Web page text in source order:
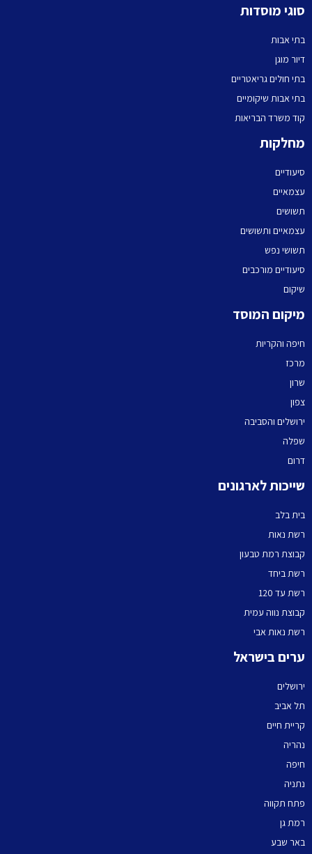
סוגי מוסדות
בתי אבות
דיור מוגן
בתי חולים גריאטריים
בתי אבות שיקומיים
קוד משרד הבריאות
מחלקות
סיעודיים
עצמאיים
תשושים
עצמאיים ותשושים
תשושי נפש
סיעודיים מורכבים
שיקום
מיקום המוסד
חיפה והקריות
מרכז
שרון
צפון
ירושלים והסביבה
שפלה
דרום
שייכות לארגונים
בית בלב
רשת נאות
קבוצת רמת טבעון
רשת ביחד
רשת עד 120
קבוצת נווה עמית
רשת נאות אבי
ערים בישראל
ירושלים
תל אביב
קריית חיים
נהריה
חיפה
נתניה
פתח תקווה
רמת גן
באר שבע